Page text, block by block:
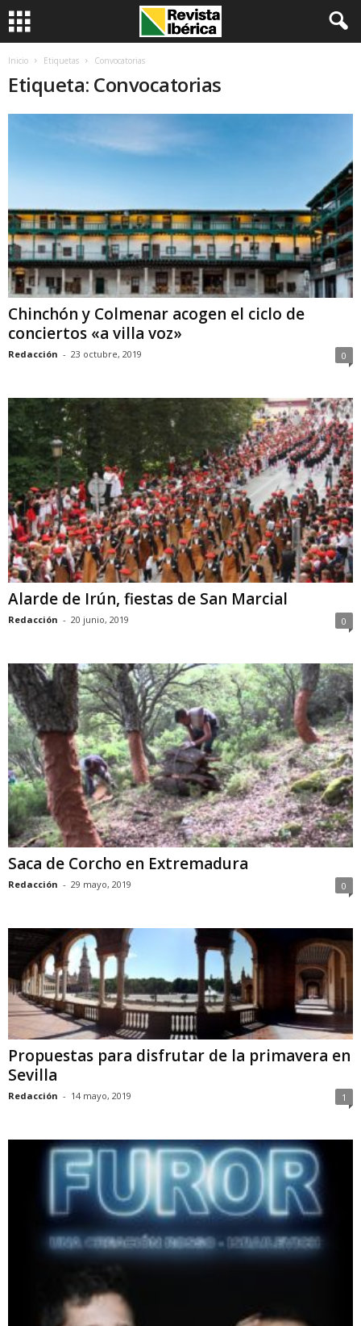
Inicio Etiquetas Convocatorias
Etiqueta: Convocatorias
Chinchón y Colmenar acogen el ciclo de
conciertos «a villa voz»
Redacción - 23 octubre, 2019 0
Alarde de Irún, fiestas de San Marcial
Redacción - 20 junio, 2019 0
Saca de Corcho en Extremadura
Redacción - 29 mayo, 2019 0
Propuestas para disfrutar de la primavera en
Sevilla
Redacción - 14 mayo, 2019 1